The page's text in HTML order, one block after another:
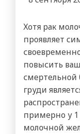
Хотя рак
проявляет
повысить
смертельной
груди
примерно у
молочной